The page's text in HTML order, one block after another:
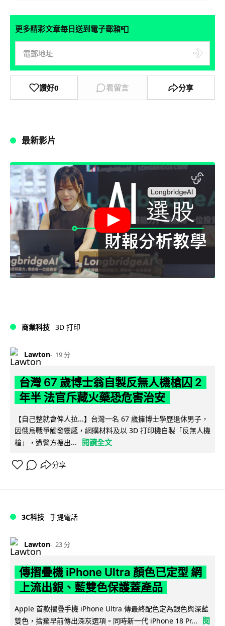
更多精彩文章每日送到電子郵箱📮
讚好0 看留言 分享
最新影片
商業科技 3D 打印
Lawton 19 分
台灣 67 歲博士翁自製反無人機槍囚 2
年半 法官斥藏火藥恐危害治安
【自己整就會俾人拉...】台灣一名 67 歲擁博士學歷退休男子，
因俄烏戰爭觸發靈感，網購材料及以 3D 打印機自製「反無人機
槍」，遭警方搜出...
閱讀全文
分享
3C科技 手提電話
Lawton 23 分
傳摺疊機 iPhone Ultra 顏色已定型 網
上流出銀、藍雙色保護蓋產品
Apple 首款摺疊手機 iPhone Ultra 傳最終配色定為銀色與深藍
雙色，捨棄早前傳出深灰選項。同時新一代 iPhone 18 Pr...
閱